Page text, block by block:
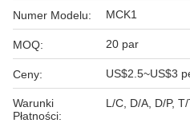
Numer Modelu: MCK1
MOQ: 20 par
Ceny: US$2.5~US$3
Warunki
Płatności:
L/C, D/A, D/P,